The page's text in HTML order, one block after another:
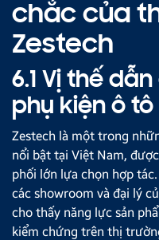
chắc của
Zestech
6.1 Vị thế
phụ kiện ô tô
Zestech là một trong
nổi bật tại Việt Nam,
phối lớn lựa chọn hợp
các showroom và đại lý
cho thấy năng lực sản
kiểm chứng trên thị